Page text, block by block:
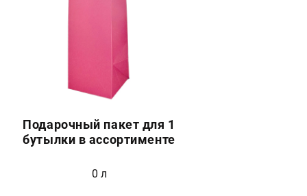
Подарочный пакет для 1
бутылки в ассортименте
0 л